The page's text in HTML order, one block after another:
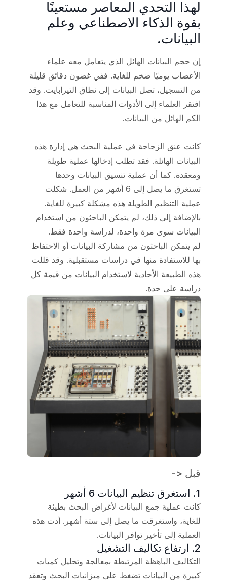
لهذا التحدي المعاصر مستعينًا
بقوة الذكاء الاصطناعي وعلم
البيانات.
إن حجم البيانات الهائل الذي يتعامل معه علماء
الأعصاب يوميًا ضخم للغاية. ففي غضون دقائق قليلة
من التسجيل، تصل البيانات إلى نطاق التيرابايت. وقد
افتقر العلماء إلى الأدوات المناسبة للتعامل مع هذا
الكم الهائل من البيانات.
كانت عنق الزجاجة في عملية البحث هي إدارة هذه
البيانات الهائلة. فقد تطلب إدخالها عملية طويلة
ومعقدة. كما أن عملية تنسيق البيانات وحدها
تستغرق ما يصل إلى 6 أشهر من العمل. شكلت
عملية التنظيم الطويلة هذه مشكلة كبيرة للغاية.
بالإضافة إلى ذلك، لم يتمكن الباحثون من استخدام
البيانات سوى مرة واحدة، لدراسة واحدة فقط.
لم يتمكن الباحثون من مشاركة البيانات أو الاحتفاظ
بها للاستفادة منها في دراسات مستقبلية. وقد قللت
هذه الطبيعة الأحادية لاستخدام البيانات من قيمة كل
دراسة على حدة.
قبل <-
1. استغرق تنظيم البيانات 6 أشهر
كانت عملية جمع البيانات لأغراض البحث بطيئة
للغاية، واستغرقت ما يصل إلى ستة أشهر. أدت هذه
العملية إلى تأخير توافر البيانات.
2. ارتفاع تكاليف التشغيل
التكاليف الباهظة المرتبطة بمعالجة وتحليل كميات
كبيرة من البيانات تضغط على ميزانيات البحث وتعقد